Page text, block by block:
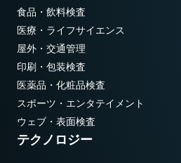
食品・飲料検査
医療・ライフサイエンス
屋外・交通管理
印刷・包装検査
医薬品・化粧品検査
スポーツ・エンタテイメント
ウェブ・表面検査
テクノロジー